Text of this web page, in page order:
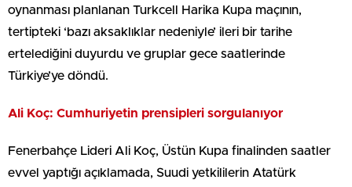
oynanması planlanan Turkcell Harika Kupa maçının,
tertipteki ‘bazı aksaklıklar nedeniyle’ ileri bir tarihe
ertelediğini duyurdu ve gruplar gece saatlerinde
Türkiye’ye döndü.
Ali Koç: Cumhuriyetin prensipleri sorgulanıyor
Fenerbahçe Lideri Ali Koç, Üstün Kupa finalinden saatler
evvel yaptığı açıklamada, Suudi yetkililerin Atatürk